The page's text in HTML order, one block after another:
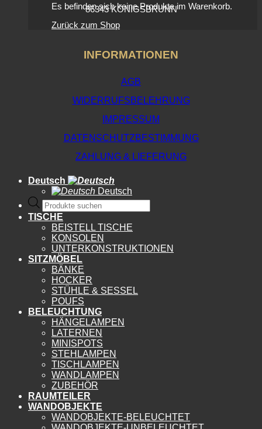
Es befinden sich keine Produkte im Warenkorb.
Zurück zum Shop
86343 KÖNIGSBRUNN
INFORMATIONEN
AGB
WIDERRUFSBELEHRUNG
IMPRESSUM
DATENSCHUTZBESTIMMUNG
ZAHLUNG & LIEFERUNG
Deutsch
Deutsch
Products
search
TISCHE
BEISTELL TISCHE
KONSOLEN
UNTERKONSTRUKTIONEN
SITZMÖBEL
BÄNKE
HOCKER
STÜHLE & SESSEL
POUFS
BELEUCHTUNG
HÄNGELAMPEN
LATERNEN
MINISPOTS
STEHLAMPEN
TISCHLAMPEN
WANDLAMPEN
ZUBEHÖR
RAUMTEILER
WANDOBJEKTE
WANDOBJEKTE-BELEUCHTET